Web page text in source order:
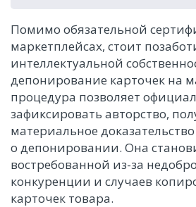
Помимо обязательной
маркетплейсах, стоит
интеллектуальной
депонирование карточек на
процедура позволяет
зафиксировать авторство,
материальное
о депонировании. Она
востребованной из-за
конкуренции и случаев
карточек товара.